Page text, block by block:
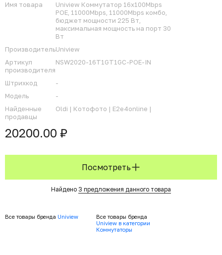
Имя товара
Uniview Коммутатор 16x100Mbps
POE, 11000Mbps, 11000Mbps комбо,
бюджет мощности 225 Вт,
максимальная мощность на порт 30
Вт
ПроизводительUniview
Артикул
производителя
NSW2020-16T1GT1GC-POE-IN
Штрихкод
-
Модель
-
Найденные
продавцы
Oldi | Котофото | E2e4online |
20200.00 ₽
Посмотреть
Найдено 3 предложения данного товара
Все товары бренда Uniview
Все товары бренда
Uniview в категории
Коммутаторы